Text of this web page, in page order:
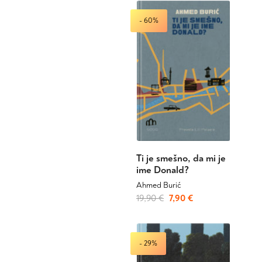
je
bila:
27,90 €.
je:
9,90 €.
- 60%
Ti je smešno, da mi je
ime Donald?
Ahmed Burić
19,90€ Izvirna
je
bila:
19,90 €.
7,90 €Trenutna
je:
7,90 €.
- 29%